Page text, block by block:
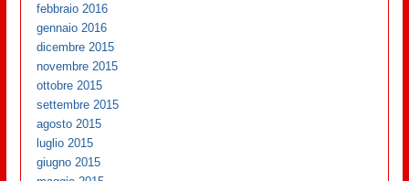
febbraio 2016
gennaio 2016
dicembre 2015
novembre 2015
ottobre 2015
settembre 2015
agosto 2015
luglio 2015
giugno 2015